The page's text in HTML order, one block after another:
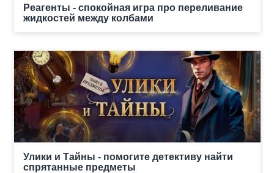
Реагенты - спокойная игра про переливание
жидкостей между колбами
Улики и Тайны - помогите детективу найти
спрятанные предметы